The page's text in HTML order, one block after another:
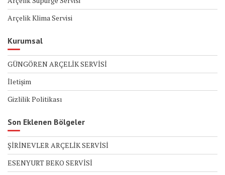
Arçelik Klima Servisi
Kurumsal
GÜNGÖREN ARÇELİK SERVİSİ
İletişim
Gizlilik Politikası
Son Eklenen Bölgeler
ŞİRİNEVLER ARÇELİK SERVİSİ
ESENYURT BEKO SERVİSİ